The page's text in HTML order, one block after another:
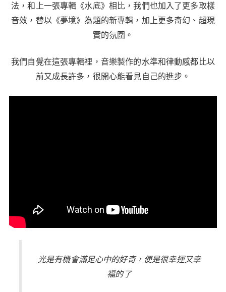
法，和上一張專輯《水底》相比，我們也加入了更多取樣
音效，替以《夢境》為題的新專輯，加上更多奇幻、超現
實的氛圍。
我們自覺在這張專輯裡，音樂製作的水準和律動感都比以
前又成長許多，很開心能看見自己的進步。
光是有機會滿足心中的好奇，便是很幸運又幸
福的了